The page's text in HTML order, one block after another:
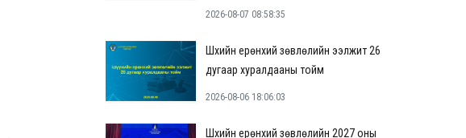
2026-08-07 08:58:35
Шүүхийн ерөнхий зөвлөлийн ээлжит 26
дугаар хуралдааны тойм
2026-08-06 18:06:03
Шүүхийн ерөнхий зөвлөлийн 2027 оны